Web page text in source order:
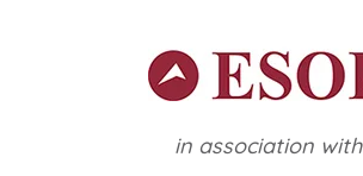
in association with